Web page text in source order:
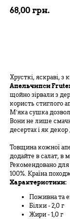
68,00 грн.
Хрусткі, яскраві,
Апельчипси
щойно зірвали з
користь стиглого
М’яка сушка
Вони не лише
десертах і як
Товщина кожної
додайте в салат, в
Рекомендовано для
100%. Країна
Характеристики:
Поживна та
Білки - 2,0 г
Жири - 1,0 г